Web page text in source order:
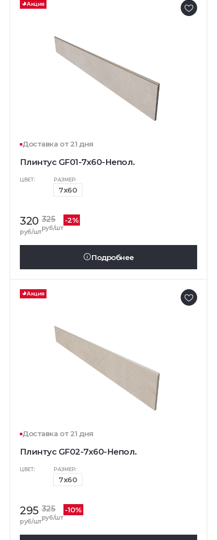
Акция
Доставка от 21 дня
Плинтус GF01-7x60-Непол.
ЦВЕТ: РАЗМЕР:
7x60
320
руб/шт
325
руб/шт
-2%
Подробнее
Акция
Доставка от 21 дня
Плинтус GF02-7x60-Непол.
ЦВЕТ: РАЗМЕР:
7x60
295
руб/шт
325
руб/шт
-10%